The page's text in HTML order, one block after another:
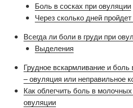
Боль в сосках при овуляции
Через сколько дней
Всегда ли боли в груди при
Выделения
Грудное вскармливание и
– овуляция или неправильное
Как облегчить боль в
овуляции